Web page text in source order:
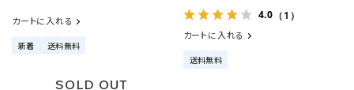
カートに入れる
新着 送料無料
4.0 （1）
カートに入れる
送料無料